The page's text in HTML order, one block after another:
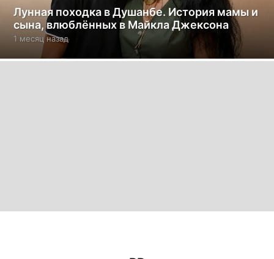
Лунная походка в Душанбе. История мамы и
сына, влюблённых в Майкла Джексона
1 месяц назад1
е